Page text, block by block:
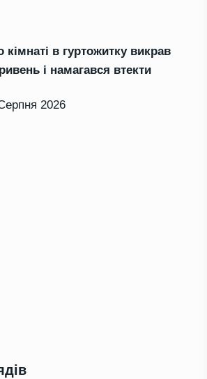
кімнаті в гуртожитку викрав
і намагався втекти
2026